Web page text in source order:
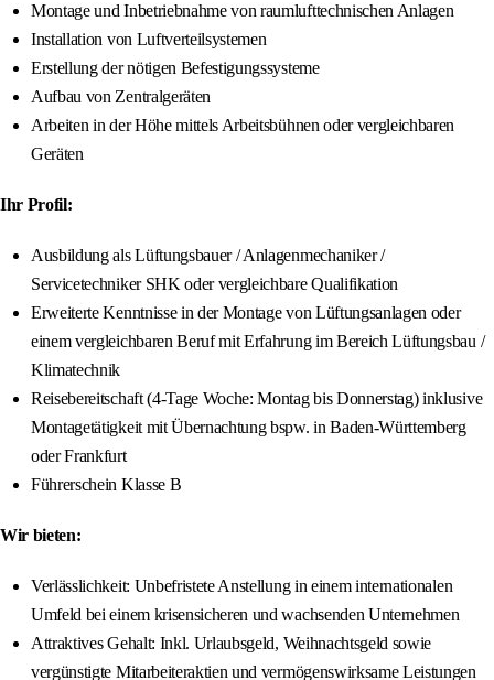
Montage und Inbetriebnahme von raumlufttechnischen Anlagen
Installation von Luftverteilsystemen
Erstellung der nötigen Befestigungssysteme
Aufbau von Zentralgeräten
Arbeiten in der Höhe mittels Arbeitsbühnen oder vergleichbaren
Geräten
Ihr Profil:
Ausbildung als Lüftungsbauer / Anlagenmechaniker /
Servicetechniker SHK oder vergleichbare Qualifikation
Erweiterte Kenntnisse in der Montage von Lüftungsanlagen oder
einem vergleichbaren Beruf mit Erfahrung im Bereich Lüftungsbau /
Klimatechnik
Reisebereitschaft (4-Tage Woche: Montag bis Donnerstag) inklusive
Montagetätigkeit mit Übernachtung bspw. in Baden-Württemberg
oder Frankfurt
Führerschein Klasse B
Wir bieten:
Verlässlichkeit: Unbefristete Anstellung in einem internationalen
Umfeld bei einem krisensicheren und wachsenden Unternehmen
Attraktives Gehalt: Inkl. Urlaubsgeld, Weihnachtsgeld sowie
vergünstigte Mitarbeiteraktien und vermögenswirksame Leistungen